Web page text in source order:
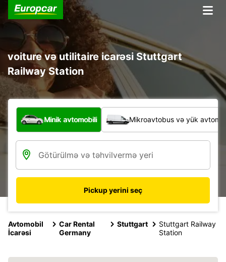
voiture və utilitaire icarəsi Stuttgart
Railway Station
Hansı növ nəqliyyat vasitəsi?
Minik avtomobili Mikroavtobus və yük
Pickup yerini seç
Avtomobil
İcarəsi
Car Rental
Germany
Stuttgart
Stuttgart Railway
Station